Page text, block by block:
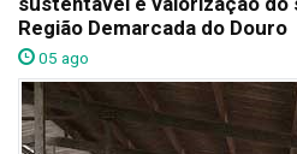
Região Demarcada do Douro
05 ago